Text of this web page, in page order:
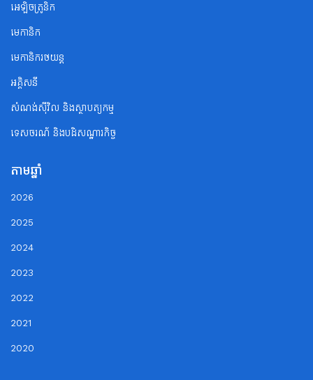
អេឡិចត្រូនិក
មេកានិក
មេកានិករថយន្ត
អគ្គិសនី
សំណង់ស៊ីវិល និងស្ថាបត្យកម្ម
ទេសចរណ័ និងបដិសណ្ឋារកិច្ច
តាមឆ្នាំ
2026
2025
2024
2023
2022
2021
2020